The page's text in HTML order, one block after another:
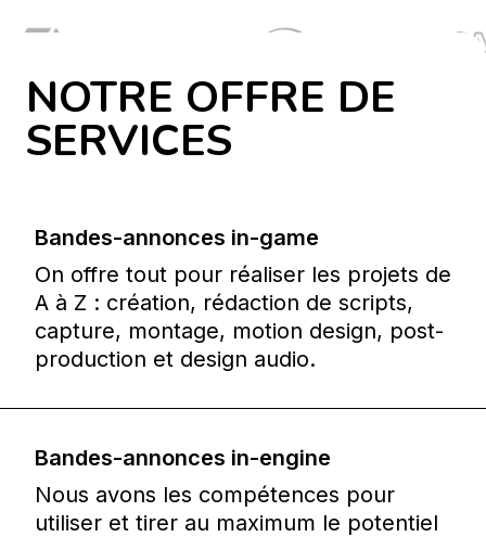
NOTRE OFFRE DE
SERVICES
Bandes-annonces in-game
On offre tout pour réaliser les projets de
A à Z : création, rédaction de scripts,
capture, montage, motion design, post-
production et design audio.
Bandes-annonces in-engine
Nous avons les compétences pour
utiliser et tirer au maximum le potentiel